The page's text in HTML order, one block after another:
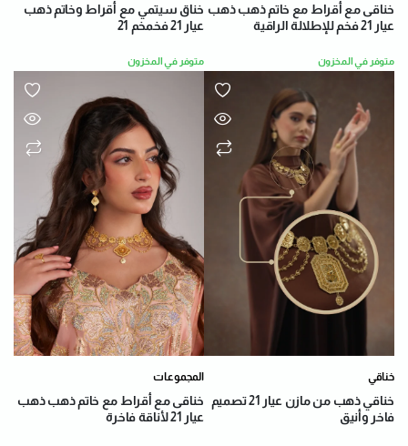
خناق سيتمي مع أقراط وخاتم ذهب
عيار 21 فخمخم 21
متوفر في المخزون
خناقى مع أقراط مع خاتم ذهب ذهب
عيار 21 فخم للإطلالة الراقية
متوفر في المخزون
المجموعات
خناقى مع أقراط مع خاتم ذهب ذهب
عيار 21 لأناقة فاخرة
خناقي
خناقي ذهب من مازن عيار 21 تصميم
فاخر وأنيق